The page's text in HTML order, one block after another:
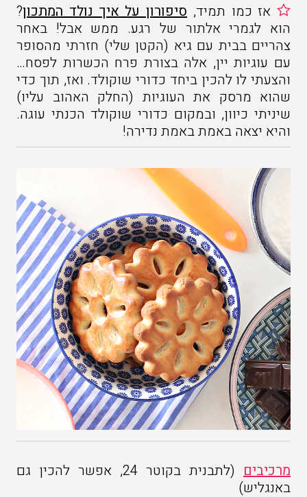
אז כמו תמיד, סיפורון על איך נולד המתכון?
הוא לגמרי אלתור של רגע. ממש אבל! באחר
צהריים בבית עם גיא (הקטן שלי) חזרתי מהסופר
עם עוגיות יין, אלה בצורת פרח הכשרות לפסח…
והצעתי לו להכין ביחד כדורי שוקולד. ואז, תוך כדי
שהוא מרסק את העוגיות (החלק האהוב עליו)
שיניתי כיוון, ובמקום כדורי שוקולד הכנתי עוגה.
והיא יצאה באמת באמת נדירה!
מרכיבים
(לתבנית בקוטר 24, אפשר להכין גם
באנגליש)